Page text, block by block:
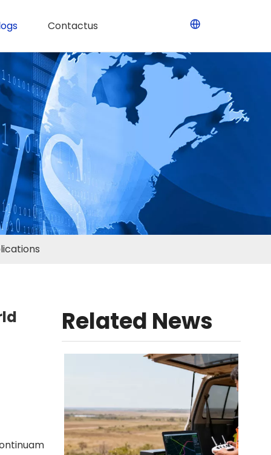
Contactus
Related News